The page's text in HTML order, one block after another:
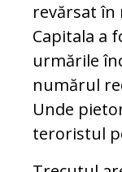
revărsat
Capitala a
urmările
numărul
Unde
teroristul